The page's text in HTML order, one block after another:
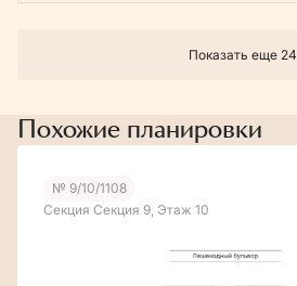
Показать еще 24
Похожие планировки
№ 9/10/1108
Секция Секция 9, Этаж 10